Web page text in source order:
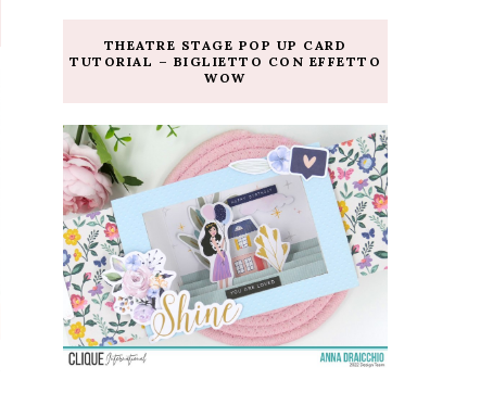
THEATRE STAGE POP UP CARD
TUTORIAL – BIGLIETTO CON EFFETTO
WOW